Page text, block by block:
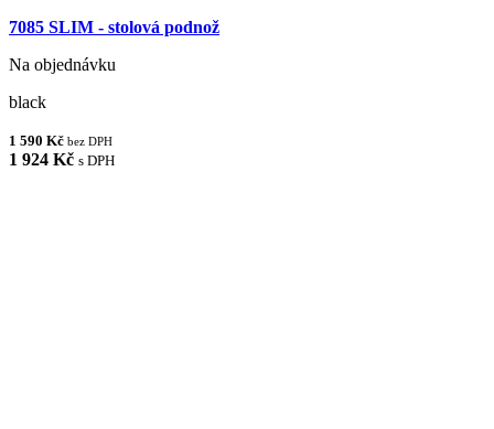
7085 SLIM - stolová podnož
Na objednávku
black
1 590 Kč bez DPH
1 924 Kč s DPH